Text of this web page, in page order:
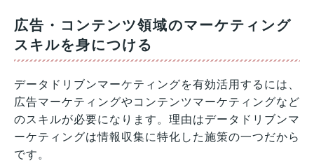
広告・コンテンツ領域のマーケティング
スキルを身につける
データドリブンマーケティングを有効活用するには、
広告マーケティングやコンテンツマーケティングなど
のスキルが必要になります。理由はデータドリブンマ
ーケティングは情報収集に特化した施策の一つだから
です。